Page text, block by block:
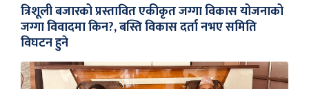
त्रिशूली बजारको प्रस्तावित एकीकृत जग्गा विकास योजनाको
जग्गा विवादमा किन?, बस्ति विकास दर्ता नभए समिति
विघटन हुने